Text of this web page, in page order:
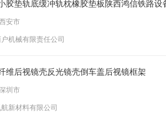
胶垫轨底缓冲轨枕橡胶垫板陕西鸿信铁路设
安市
机械有限责任公司
维后视镜壳反光镜壳倒车盖后视镜框架
圳市
新材料有限公司